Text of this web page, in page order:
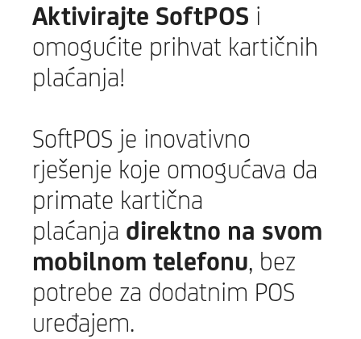
Aktivirajte SoftPOS i
omogućite prihvat kartičnih
plaćanja!
SoftPOS je inovativno
rješenje koje omogućava da
primate kartična
plaćanja direktno na svom
mobilnom telefonu, bez
potrebe za dodatnim POS
uređajem.